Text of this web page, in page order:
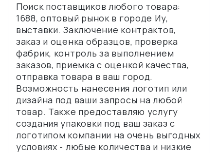
Поиск поставщиков любого товара:
1688, оптовый рынок в городе Иу,
выставки. Заключение контрактов,
заказ и оценка образцов, проверка
фабрик, контроль за выполнением
заказов, приемка с оценкой качества,
отправка товара в ваш город.
Возможность нанесения логотип или
дизайна под ваши запросы на любой
товар. Также предоставляю услугу
создания упаковки под ваш заказ с
логотипом компании на очень выгодных
условиях - любые количества и низкие